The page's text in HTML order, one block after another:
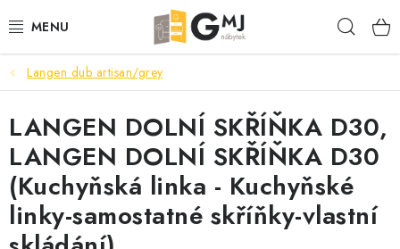
na
SEDACÍ SOUPRAVY
OBÝVACÍ POKOJ
LOŽNICE
KUCHYNĚ
Langen dub artisan/grey
LANGEN DOLNÍ SKŘÍŇKA D30,
LANGEN DOLNÍ SKŘÍŇKA D30
(Kuchyňská linka - Kuchyňské
linky-samostatné skříňky-vlastní